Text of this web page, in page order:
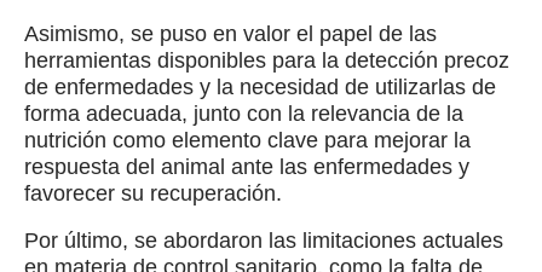
Asimismo, se puso en valor el papel de las
herramientas disponibles para la detección precoz
de enfermedades y la necesidad de utilizarlas de
forma adecuada, junto con la relevancia de la
nutrición como elemento clave para mejorar la
respuesta del animal ante las enfermedades y
favorecer su recuperación.
Por último, se abordaron las limitaciones actuales
en materia de control sanitario, como la falta de